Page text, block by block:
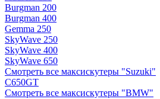
Burgman 200
Burgman 400
Gemma 250
SkyWave 250
SkyWave 400
SkyWave 650
Смотреть все максискутеры "Suzuki"
C650GT
Смотреть все максискутеры "BMW"